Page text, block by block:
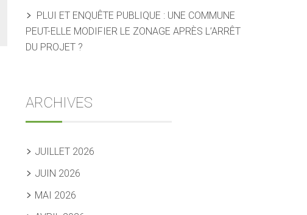
PLUI ET ENQUÊTE PUBLIQUE : UNE COMMUNE
PEUT-ELLE MODIFIER LE ZONAGE APRÈS L’ARRÊT
DU PROJET ?
ARCHIVES
JUILLET 2026
JUIN 2026
MAI 2026